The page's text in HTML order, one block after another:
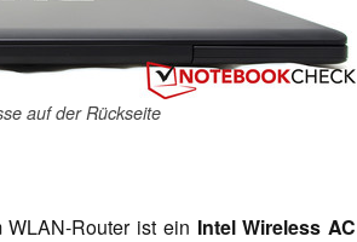
auf der Rückseite
WLAN-Router ist ein Intel Wireless AC